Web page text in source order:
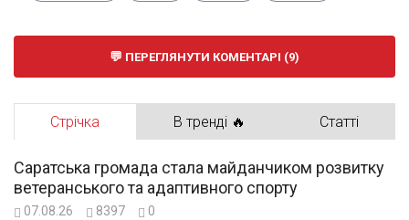
ПЕРЕГЛЯНУТИ КОМЕНТАРІ (9)
Стрічка В тренді 🔥 Статті
Саратська громада стала майданчиком розвитку
ветеранського та адаптивного спорту
07.08.26 8397 0